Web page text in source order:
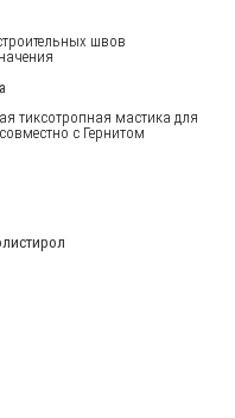
швов
тиксотропная мастика для
с Гернитом